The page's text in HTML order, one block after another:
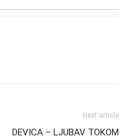
Next article
DEVICA – LJUBAV TOKOM